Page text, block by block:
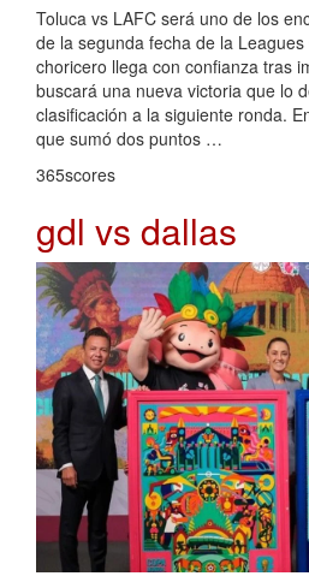
Toluca vs LAFC será uno de los
de la segunda fecha de la
choricero llega con confianza tras
buscará una nueva victoria que lo
clasificación a la siguiente ronda.
que sumó dos puntos …
365scores
gdl vs dallas